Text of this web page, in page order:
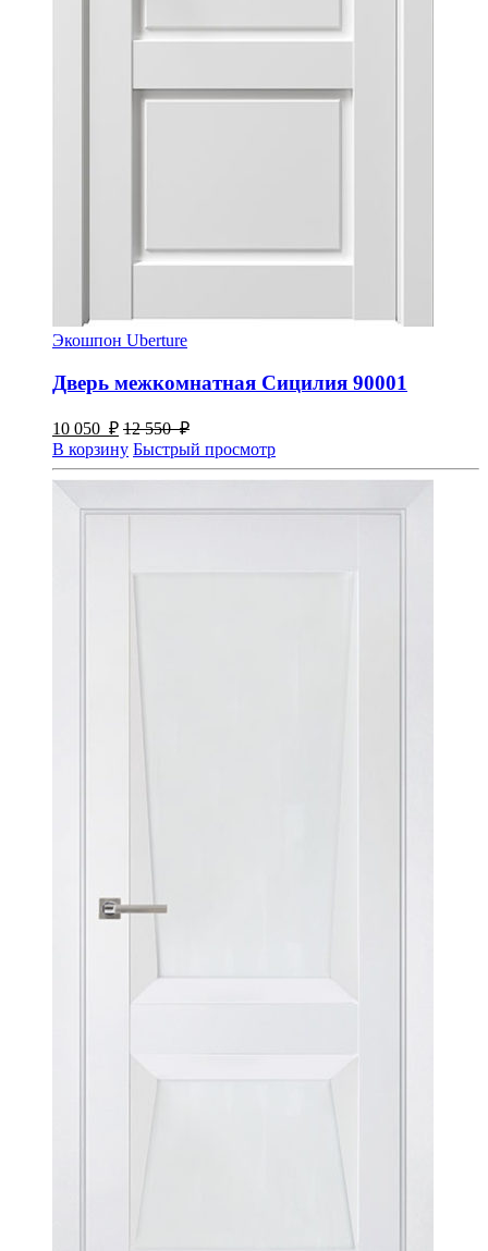
Экошпон Uberture
Дверь межкомнатная Сицилия 90001
10 050 ₽ 12 550 ₽
В корзину Быстрый просмотр